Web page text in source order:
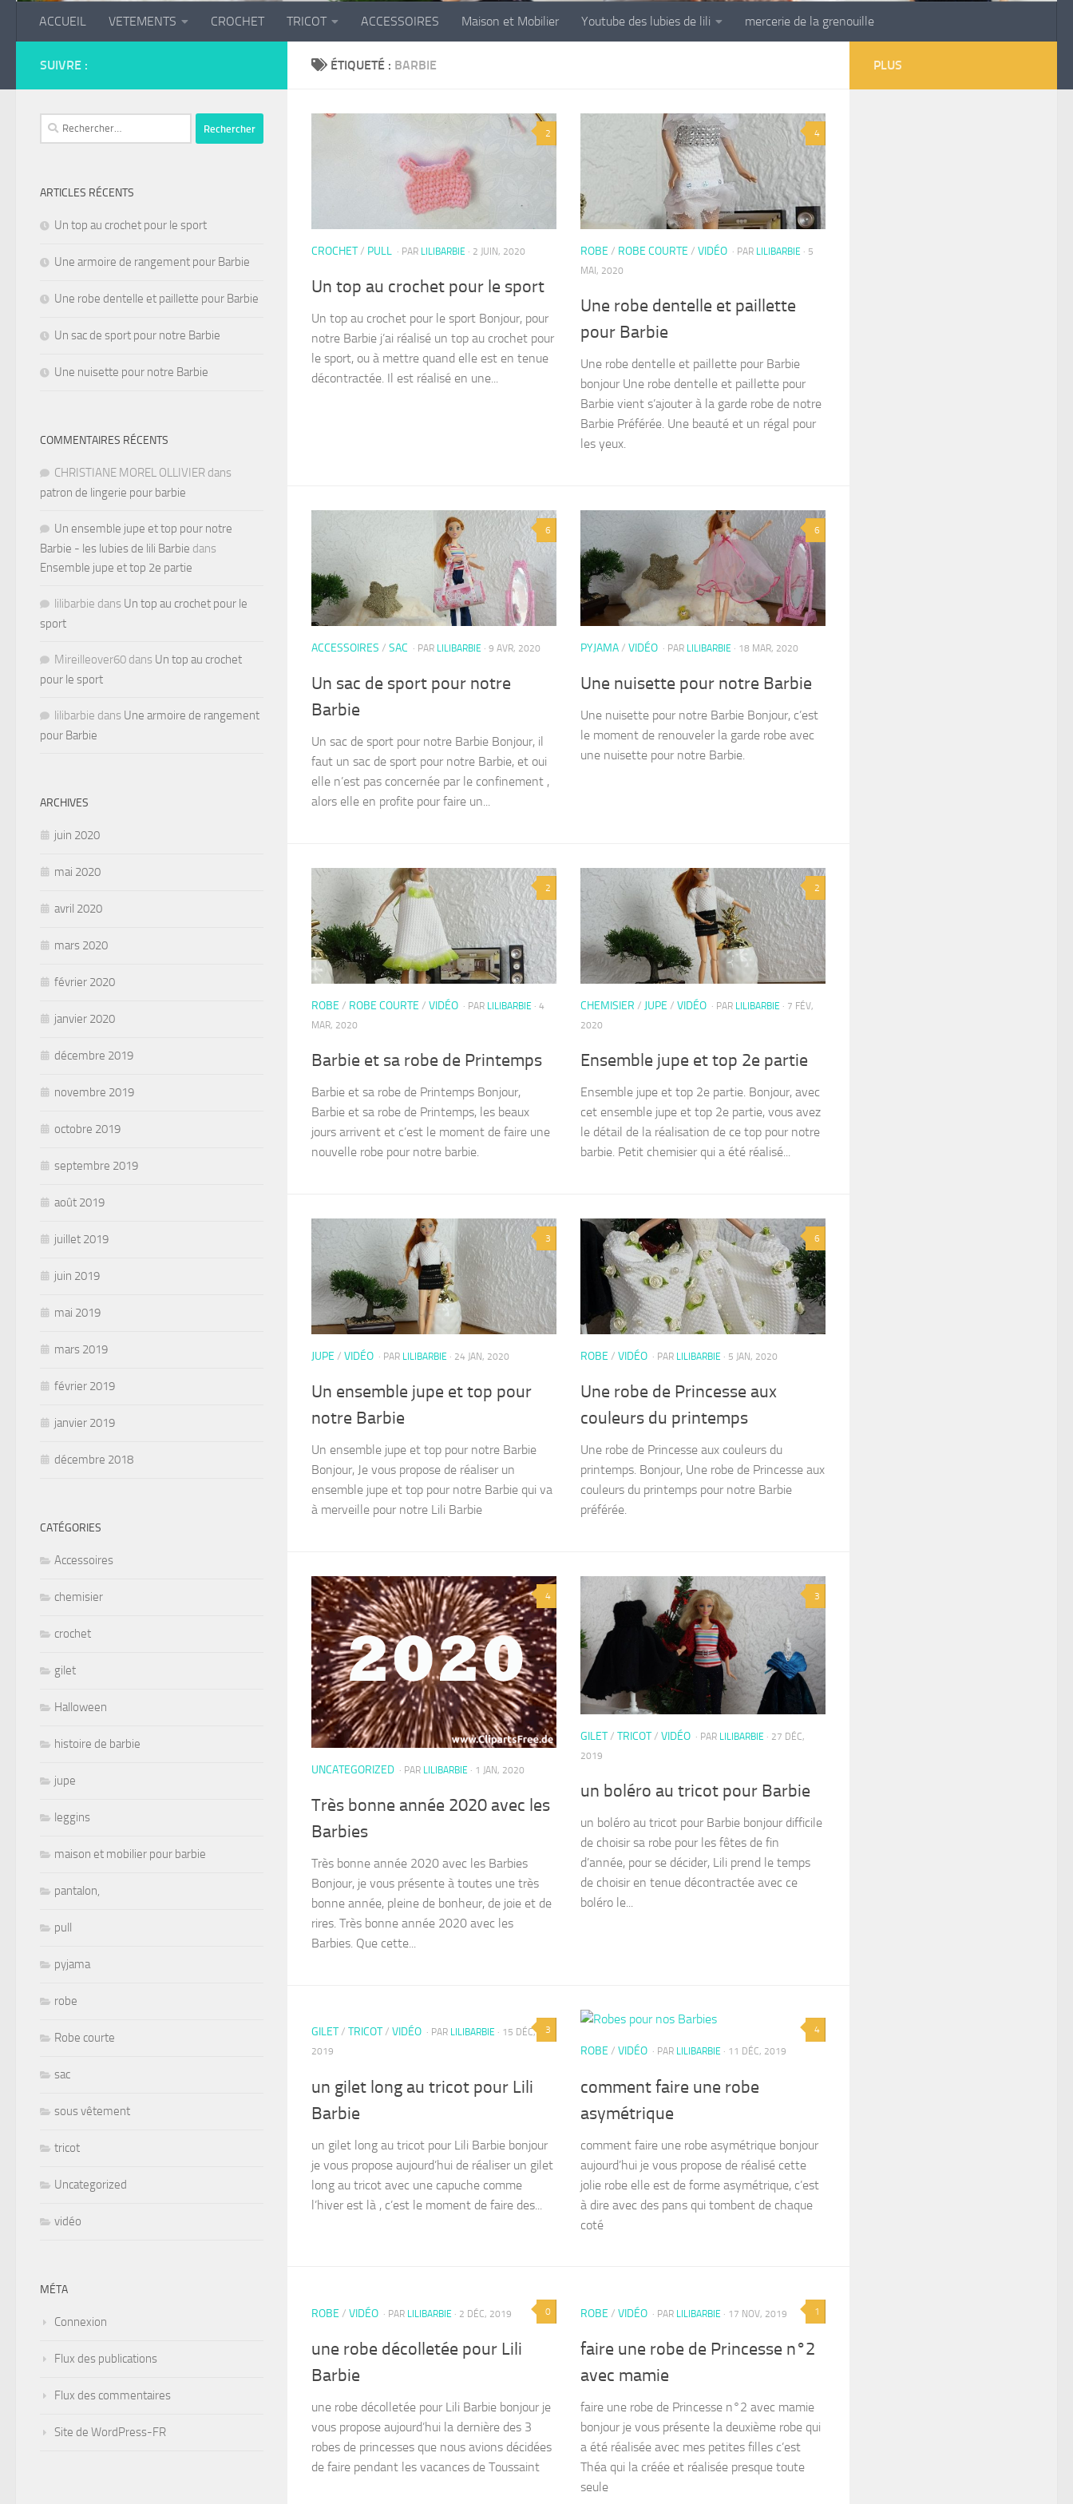
ACCUEIL VETEMENTS CROCHET TRICOT ACCESSOIRES Maison et Mobilier Youtube des lubies de lili mercerie de la grenouille
ÉTIQUETÉ : BARBIE
2
CROCHET/ PULL · PAR LILIBARBIE · 2 JUIN, 2020
Un top au crochet pour le sport
Un top au crochet pour le sport Bonjour, pour
notre Barbie j’ai réalisé un top au crochet pour
le sport, ou à mettre quand elle est en tenue
décontractée. Il est réalisé en une...
4
ROBE / ROBE COURTE / VIDÉO · PAR LILIBARBIE · 5
MAI, 2020
Une robe dentelle et paillette
pour Barbie
Une robe dentelle et paillette pour Barbie
bonjour Une robe dentelle et paillette pour
Barbie vient s’ajouter à la garde robe de notre
Barbie Préférée. Une beauté et un régal pour
les yeux.
6
ACCESSOIRES / SAC · PAR LILIBARBIE · 9 AVR, 2020
Un sac de sport pour notre
Barbie
Un sac de sport pour notre Barbie Bonjour, il
faut un sac de sport pour notre Barbie, et oui
elle n’est pas concernée par le confinement ,
alors elle en profite pour faire un...
6
PYJAMA/ VIDÉO · PAR LILIBARBIE · 18 MAR, 2020
Une nuisette pour notre Barbie
Une nuisette pour notre Barbie Bonjour, c’est
le moment de renouveler la garde robe avec
une nuisette pour notre Barbie.
2
ROBE / ROBE COURTE / VIDÉO · PAR LILIBARBIE · 4
MAR, 2020
Barbie et sa robe de Printemps
Barbie et sa robe de Printemps Bonjour,
Barbie et sa robe de Printemps, les beaux
jours arrivent et c’est le moment de faire une
nouvelle robe pour notre barbie.
2
CHEMISIER / JUPE / VIDÉO · PAR LILIBARBIE · 7 FÉV,
2020
Ensemble jupe et top 2e partie
Ensemble jupe et top 2e partie. Bonjour, avec
cet ensemble jupe et top 2e partie, vous avez
le détail de la réalisation de ce top pour notre
barbie. Petit chemisier qui a été réalisé...
3
JUPE / VIDÉO · PAR LILIBARBIE · 24 JAN, 2020
Un ensemble jupe et top pour
notre Barbie
Un ensemble jupe et top pour notre Barbie
Bonjour, Je vous propose de réaliser un
ensemble jupe et top pour notre Barbie qui va
à merveille pour notre Lili Barbie
6
ROBE / VIDÉO · PAR LILIBARBIE · 5 JAN, 2020
Une robe de Princesse aux
couleurs du printemps
Une robe de Princesse aux couleurs du
printemps. Bonjour, Une robe de Princesse aux
couleurs du printemps pour notre Barbie
préférée.
4
UNCATEGORIZED · PAR LILIBARBIE · 1 JAN, 2020
Très bonne année 2020 avec les
Barbies
Très bonne année 2020 avec les Barbies
Bonjour, je vous présente à toutes une très
bonne année, pleine de bonheur, de joie et de
rires. Très bonne année 2020 avec les
Barbies. Que cette...
3
GILET/ TRICOT/ VIDÉO · PAR LILIBARBIE · 27 DÉC,
2019
un boléro au tricot pour Barbie
un boléro au tricot pour Barbie bonjour difficile
de choisir sa robe pour les fêtes de fin
d’année, pour se décider, Lili prend le temps
de choisir en tenue décontractée avec ce
boléro le...
3
GILET/ TRICOT/ VIDÉO · PAR LILIBARBIE · 15 DÉC,
2019
un gilet long au tricot pour Lili
Barbie
un gilet long au tricot pour Lili Barbie bonjour
je vous propose aujourd’hui de réaliser un gilet
long au tricot avec une capuche comme
l’hiver est là , c’est le moment de faire des...
4
ROBE / VIDÉO · PAR LILIBARBIE · 11 DÉC, 2019
comment faire une robe
asymétrique
comment faire une robe asymétrique bonjour
aujourd’hui je vous propose de réalisé cette
jolie robe elle est de forme asymétrique, c’est
à dire avec des pans qui tombent de chaque
coté
0
ROBE / VIDÉO · PAR LILIBARBIE · 2 DÉC, 2019
une robe décolletée pour Lili
Barbie
une robe décolletée pour Lili Barbie bonjour je
vous propose aujourd’hui la dernière des 3
robes de princesses que nous avions décidées
de faire pendant les vacances de Toussaint
1
ROBE / VIDÉO · PAR LILIBARBIE · 17 NOV, 2019
faire une robe de Princesse n°2
avec mamie
faire une robe de Princesse n°2 avec mamie
bonjour je vous présente la deuxième robe qui
a été réalisée avec mes petites filles c’est
Théa qui la créée et réalisée presque toute
seule
SUIVRE :
Rechercher :
ARTICLES RÉCENTS
Un top au crochet pour le sport
Une armoire de rangement pour Barbie
Une robe dentelle et paillette pour Barbie
Un sac de sport pour notre Barbie
Une nuisette pour notre Barbie
COMMENTAIRES RÉCENTS
CHRISTIANE MOREL OLLIVIER dans
patron de lingerie pour barbie
Un ensemble jupe et top pour notre
Barbie - les lubies de lili Barbie dans
Ensemble jupe et top 2e partie
lilibarbie dans Un top au crochet pour le
sport
Mireilleover60 dans Un top au crochet
pour le sport
lilibarbie dans Une armoire de rangement
pour Barbie
ARCHIVES
juin 2020
mai 2020
avril 2020
mars 2020
février 2020
janvier 2020
décembre 2019
novembre 2019
octobre 2019
septembre 2019
août 2019
juillet 2019
juin 2019
mai 2019
mars 2019
février 2019
janvier 2019
décembre 2018
CATÉGORIES
Accessoires
chemisier
crochet
gilet
Halloween
histoire de barbie
jupe
leggins
maison et mobilier pour barbie
pantalon,
pull
pyjama
robe
Robe courte
sac
sous vêtement
tricot
Uncategorized
vidéo
MÉTA
Connexion
Flux des publications
Flux des commentaires
Site de WordPress-FR
PLUS